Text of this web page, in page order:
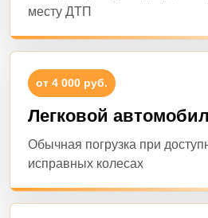
месту ДТП
от 4 000 руб.
Легковой
Обычная погрузка при
исправных колесах